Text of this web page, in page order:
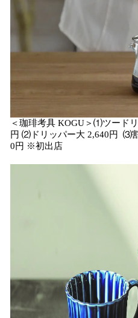
＜珈琲考具 KOGU＞⑴ツード
円 ⑵ドリッパー大 2,640円 ⑶
0円 ※初出店